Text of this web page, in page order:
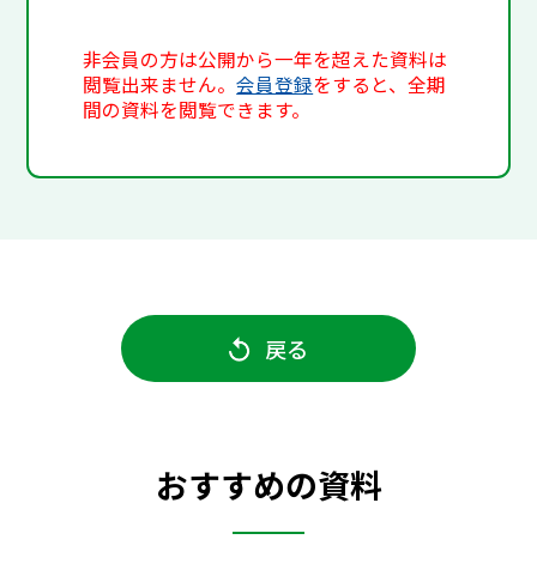
非会員の方は公開から一年を超えた資料は
閲覧出来ません。会員登録をすると、全期
間の資料を閲覧できます。
戻る
おすすめの資料